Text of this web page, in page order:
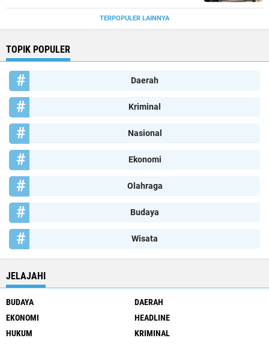
TERPOPULER LAINNYA
TOPIK POPULER
Daerah
Kriminal
Nasional
Ekonomi
Olahraga
Budaya
Wisata
JELAJAHI
BUDAYA
DAERAH
EKONOMI
HEADLINE
HUKUM
KRIMINAL